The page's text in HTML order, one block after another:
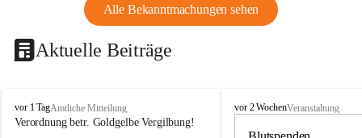
Alle Bekanntmachungen sehen
Aktuelle Beiträge
B
r
vor 1 TagAmtliche Mitteilung
Verordnung betr. Goldgelbe Vergilbung!
B
vor 2 WochenVeranstaltung